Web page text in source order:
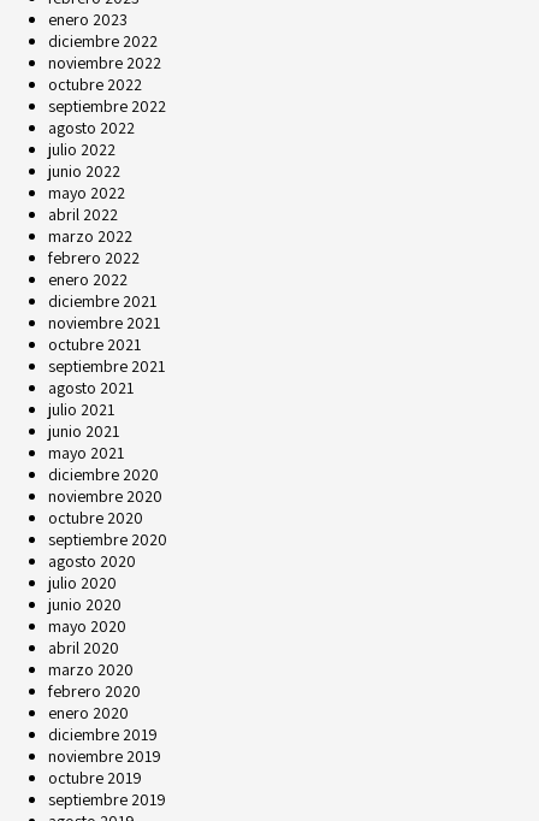
enero 2023
diciembre 2022
noviembre 2022
octubre 2022
septiembre 2022
agosto 2022
julio 2022
junio 2022
mayo 2022
abril 2022
marzo 2022
febrero 2022
enero 2022
diciembre 2021
noviembre 2021
octubre 2021
septiembre 2021
agosto 2021
julio 2021
junio 2021
mayo 2021
diciembre 2020
noviembre 2020
octubre 2020
septiembre 2020
agosto 2020
julio 2020
junio 2020
mayo 2020
abril 2020
marzo 2020
febrero 2020
enero 2020
diciembre 2019
noviembre 2019
octubre 2019
septiembre 2019